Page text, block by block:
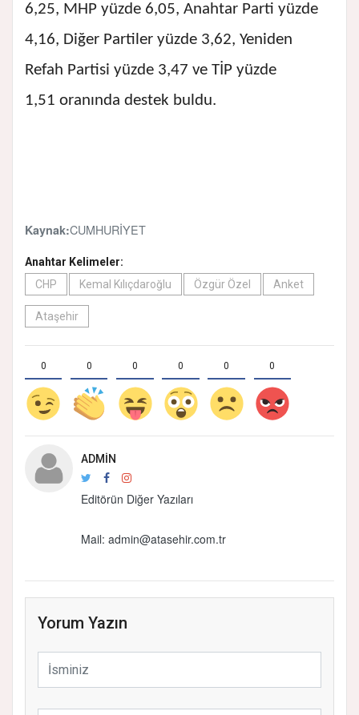
6,25, MHP yüzde 6,05, Anahtar Parti yüzde
4,16, Diğer Partiler yüzde 3,62, Yeniden
Refah Partisi yüzde 3,47 ve TİP yüzde
1,51 oranında destek buldu.
Kaynak:CUMHURİYET
Anahtar Kelimeler:
CHP
Kemal Kılıçdaroğlu Özgür Özel Anket
Ataşehir
0 0 0 0 0 0
ADMIN
Editörün Diğer Yazıları
Mail: admin@atasehir.com.tr
Yorum Yazın